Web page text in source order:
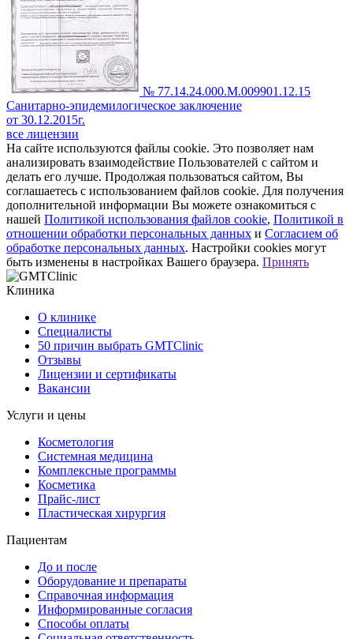
№ 77.14.24.000.М.009901.12.15
Санитарно-эпидемилогическое заключение
от 30.12.2015г.
все лицензии
На сайте используются файлы cookie. Это позволяет нам
анализировать взаимодействие Пользователей с сайтом и
делать его лучше. Продолжая пользоваться сайтом, Вы
соглашаетесь с использованием файлов cookie. Для получения
дополнительной информации Вы можете ознакомиться с
нашей Политикой использования файлов cookie, Политикой в
отношении обработки персональных данных и Согласием об
обработке персональных данных. Настройки cookies могут
быть изменены в настройках Вашего браузера. Принять
Клиника
О клинике
Специалисты
50 причин выбрать GMTClinic
Отзывы
Лицензии и сертификаты
Вакансии
Услуги и цены
Косметология
Системная медицина
Комплексные программы
Косметика
Прайс-лист
Пластическая хирургия
Пациентам
До и после
Оборудование и препараты
Справочная информация
Информированные согласия
Способы оплаты